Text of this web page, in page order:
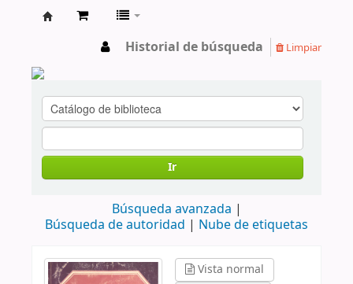
Historial de búsqueda Limpiar
Ir
Búsqueda avanzada
Búsqueda de autoridad
Nube de etiquetas
Vista normal